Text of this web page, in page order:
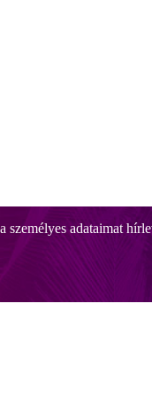
ajándékbolt és
személyes adataimat